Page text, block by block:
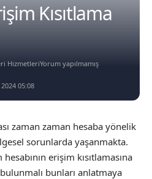
Kısıtlama
05:08
HizmetleriYorum yapılmamış
zaman zaman hesaba yönelik
sorunlarda yaşanmakta.
erişim kısıtlamasına
bunları anlatmaya